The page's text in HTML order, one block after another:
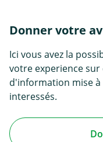
Donner votre
Ici vous avez la
votre experience
d'information mise
interessés.